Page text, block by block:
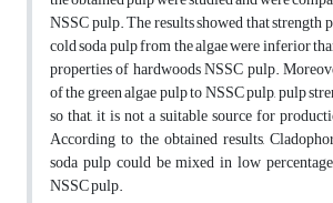
NSSC pulp. The results showed that strength
cold soda pulp from the algae were inferior
properties of hardwoods NSSC pulp.
of the green algae pulp to NSSC pulp, pulp
so that, it is not a suitable source for
According to the obtained results,
soda pulp could be mixed in low
NSSC pulp.